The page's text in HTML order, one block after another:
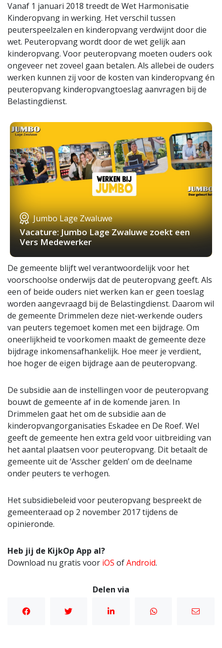
Vanaf 1 januari 2018 treedt de Wet Harmonisatie
Kinderopvang in werking. Het verschil tussen
peuterspeelzalen en kinderopvang verdwijnt door die
wet. Peuteropvang wordt door de wet gelijk aan
kinderopvang. Voor peuteropvang moeten ouders ook
ongeveer net zoveel gaan betalen. Als allebei de ouders
werken kunnen zij voor de kosten van kinderopvang én
peuteropvang kinderopvangtoeslag aanvragen bij de
Belastingdienst.
Jumbo Lage Zwaluwe
Vacature: Jumbo Lage Zwaluwe zoekt een
Vers Medewerker
De gemeente blijft wel verantwoordelijk voor het
voorschoolse onderwijs dat de peuteropvang geeft. Als
een of beide ouders niet werken kan er geen toeslag
worden aangevraagd bij de Belastingdienst. Daarom wil
de gemeente Drimmelen deze niet-werkende ouders
van peuters tegemoet komen met een bijdrage. Om
oneerlijkheid te voorkomen maakt de gemeente deze
bijdrage inkomensafhankelijk. Hoe meer je verdient,
hoe hoger de eigen bijdrage aan de peuteropvang.
De subsidie aan de instellingen voor de peuteropvang
bouwt de gemeente af in de komende jaren. In
Drimmelen gaat het om de subsidie aan de
kinderopvangorganisaties Eskadee en De Roef. Wel
geeft de gemeente hen extra geld voor uitbreiding van
het aantal plaatsen voor peuteropvang. Dit betaalt de
gemeente uit de ‘Asscher gelden’ om de deelname
onder peuters te verhogen.
Het subsidiebeleid voor peuteropvang bespreekt de
gemeenteraad op 2 november 2017 tijdens de
opinieronde.
Heb jij de KijkOp App al?
Download nu gratis voor iOS ofAndroid.
Delen via